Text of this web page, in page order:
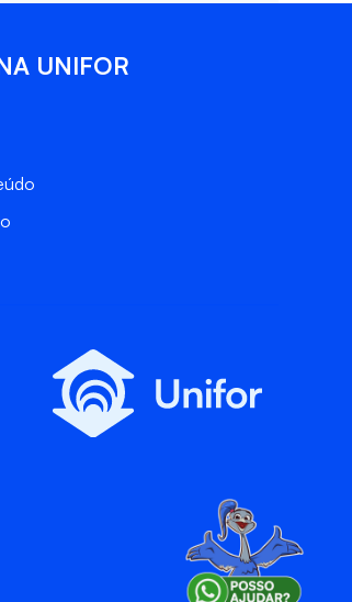
UNIFOR